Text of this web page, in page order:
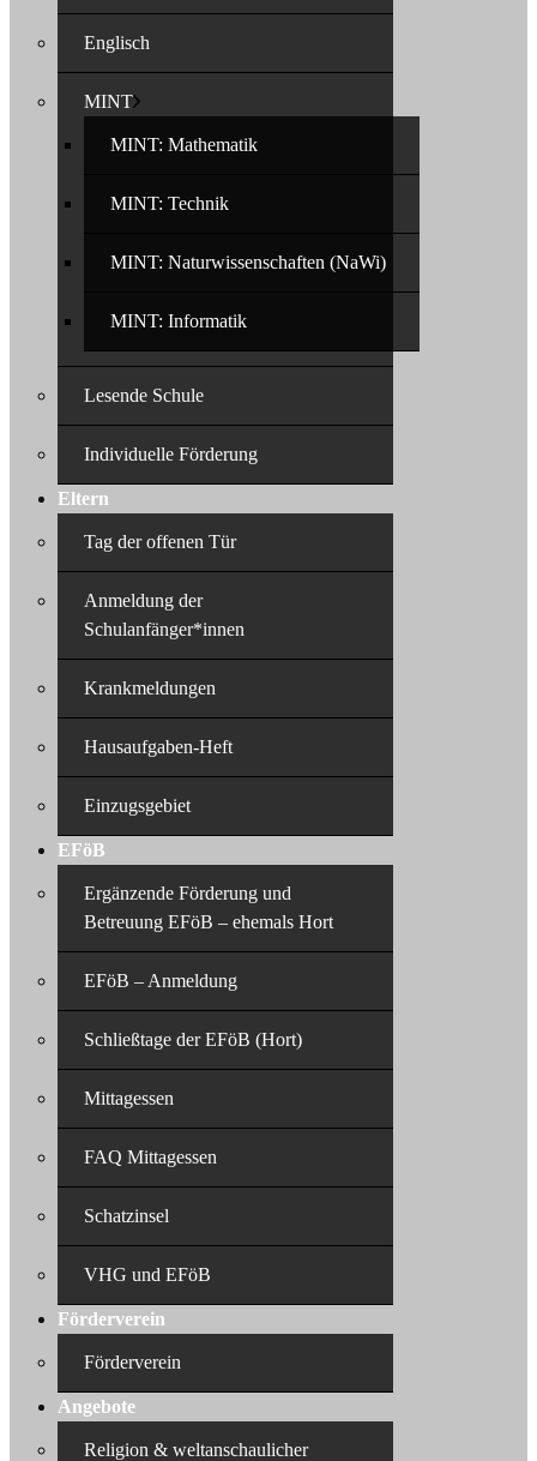
Englisch
MINT
MINT: Mathematik
MINT: Technik
MINT: Naturwissenschaften (NaWi)
MINT: Informatik
Lesende Schule
Individuelle Förderung
Eltern
Tag der offenen Tür
Anmeldung der
Schulanfänger*innen
Krankmeldungen
Hausaufgaben-Heft
Einzugsgebiet
EFöB
Ergänzende Förderung und
Betreuung EFöB – ehemals Hort
EFöB – Anmeldung
Schließtage der EFöB (Hort)
Mittagessen
FAQ Mittagessen
Schatzinsel
VHG und EFöB
Förderverein
Förderverein
Angebote
Religion & weltanschaulicher